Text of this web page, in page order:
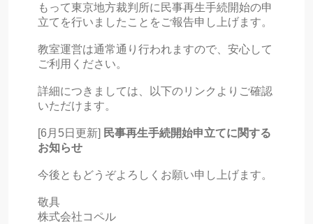
もって東京地方裁判所に民事再生手続開始の申
立てを行いましたことをご報告申し上げます。
教室運営は通常通り行われますので、安心して
ご利用ください。
詳細につきましては、以下のリンクよりご確認
いただけます。
[6月5日更新] 民事再生手続開始申立てに関する
お知らせ
今後ともどうぞよろしくお願い申し上げます。
敬具
株式会社コペル